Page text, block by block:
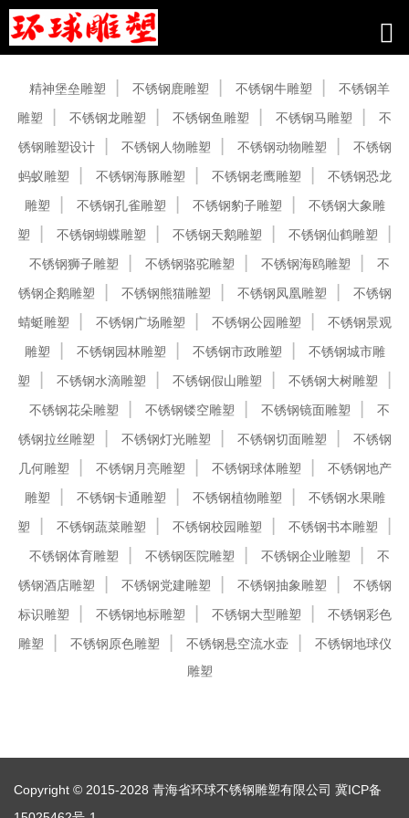
精神堡垒雕塑 不锈钢鹿雕塑 不锈钢牛雕塑
不锈钢羊
雕塑
不锈钢龙雕塑 不锈钢鱼雕塑 不锈钢马雕塑
不
锈钢雕塑设计
不锈钢人物雕塑 不锈钢动物雕塑
不锈钢
蚂蚁雕塑
不锈钢海豚雕塑 不锈钢老鹰雕塑
不锈钢恐龙
雕塑
不锈钢孔雀雕塑 不锈钢豹子雕塑
不锈钢大象雕
塑
不锈钢蝴蝶雕塑 不锈钢天鹅雕塑
不锈钢仙鹤雕塑
不锈钢狮子雕塑
不锈钢骆驼雕塑 不锈钢海鸥雕塑
不
锈钢企鹅雕塑
不锈钢熊猫雕塑 不锈钢凤凰雕塑
不锈钢
蜻蜓雕塑
不锈钢广场雕塑 不锈钢公园雕塑
不锈钢景观
雕塑
不锈钢园林雕塑 不锈钢市政雕塑
不锈钢城市雕
塑
不锈钢水滴雕塑 不锈钢假山雕塑
不锈钢大树雕塑
不锈钢花朵雕塑
不锈钢镂空雕塑 不锈钢镜面雕塑
不
锈钢拉丝雕塑
不锈钢灯光雕塑 不锈钢切面雕塑
不锈钢
几何雕塑
不锈钢月亮雕塑 不锈钢球体雕塑
不锈钢地产
雕塑
不锈钢卡通雕塑 不锈钢植物雕塑
不锈钢水果雕
塑
不锈钢蔬菜雕塑 不锈钢校园雕塑
不锈钢书本雕塑
不锈钢体育雕塑
不锈钢医院雕塑 不锈钢企业雕塑
不
锈钢酒店雕塑
不锈钢党建雕塑 不锈钢抽象雕塑
不锈钢
标识雕塑
不锈钢地标雕塑 不锈钢大型雕塑
不锈钢彩色
雕塑
不锈钢原色雕塑 不锈钢悬空流水壶
不锈钢地球仪
雕塑
Copyright © 2015-2028 青海省环球不锈钢雕塑有限公司 冀ICP备